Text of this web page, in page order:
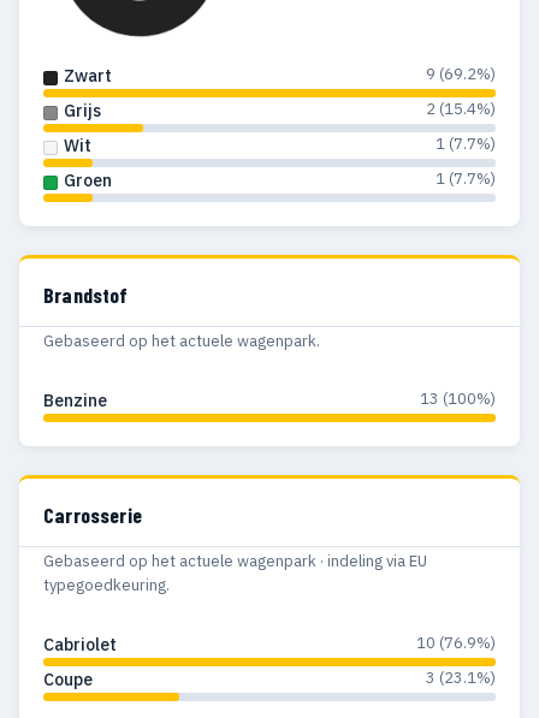
Zwart 9 (69.2%)
Grijs 2 (15.4%)
Wit 1 (7.7%)
Groen 1 (7.7%)
Brandstof
Gebaseerd op het actuele wagenpark.
Benzine 13 (100%)
Carrosserie
Gebaseerd op het actuele wagenpark · indeling via EU
typegoedkeuring.
Cabriolet 10 (76.9%)
Coupe 3 (23.1%)